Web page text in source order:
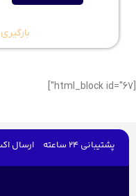
[html_block id="67"]
پشتیبانی 24 ساعته ارسال